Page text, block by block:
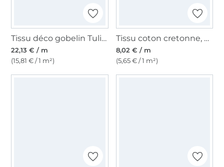
Tissu déco gobelin Tulips, beige
22,13 € / m
(15,81 € / 1 m²)
Tissu coton cretonne, orange clair
8,02 € / m
(5,65 € / 1 m²)